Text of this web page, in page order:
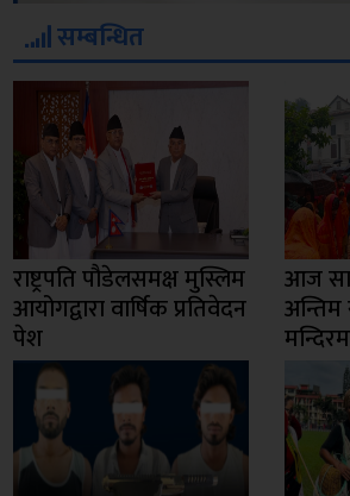
सम्बन्धित
राष्ट्रपति पौडेलसमक्ष मुस्लिम
आयोगद्वारा वार्षिक प्रतिवेदन
पेश
आज